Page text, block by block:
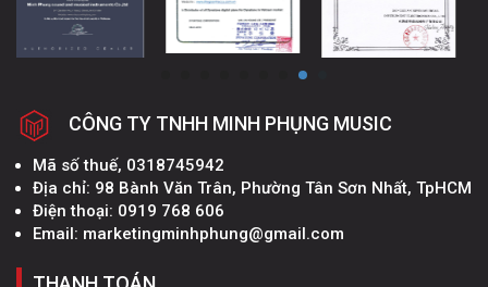
CÔNG TY TNHH MINH PHỤNG MUSIC
Mã số thuế, 0318745942
Địa chỉ: 98 Bành Văn Trân, Phường Tân Sơn Nhất, TpHCM
Điện thoại: 0919 768 606
Email: marketingminhphung@gmail.com